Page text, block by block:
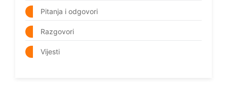
Pitanja i odgovori
Razgovori
Vijesti